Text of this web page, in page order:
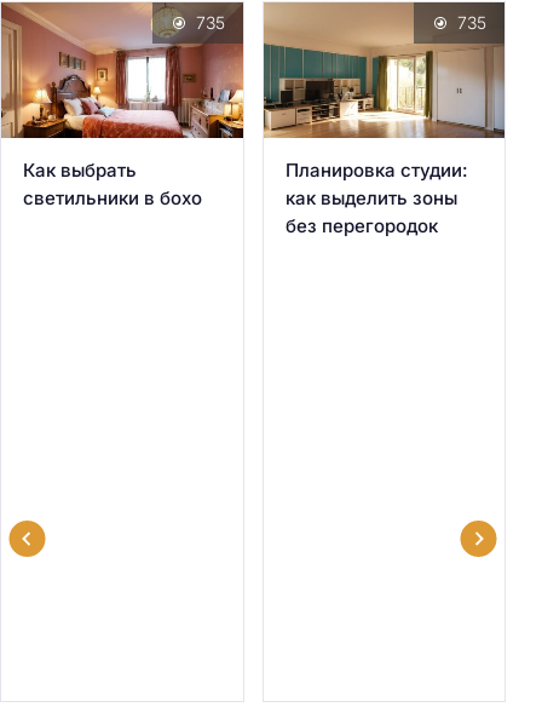
Как выбрать
светильники в бохо
735
Планировка студии:
как выделить зоны
без перегородок
735